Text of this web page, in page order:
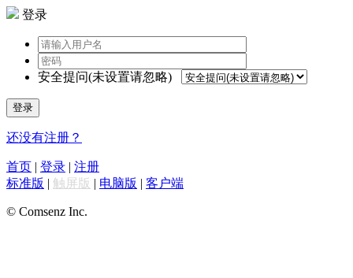
登录
安全提问(未设置请忽略)
登录
还没有注册？
首页 | 登录 | 注册
标准版 | 触屏版 | 电脑版 | 客户端
© Comsenz Inc.